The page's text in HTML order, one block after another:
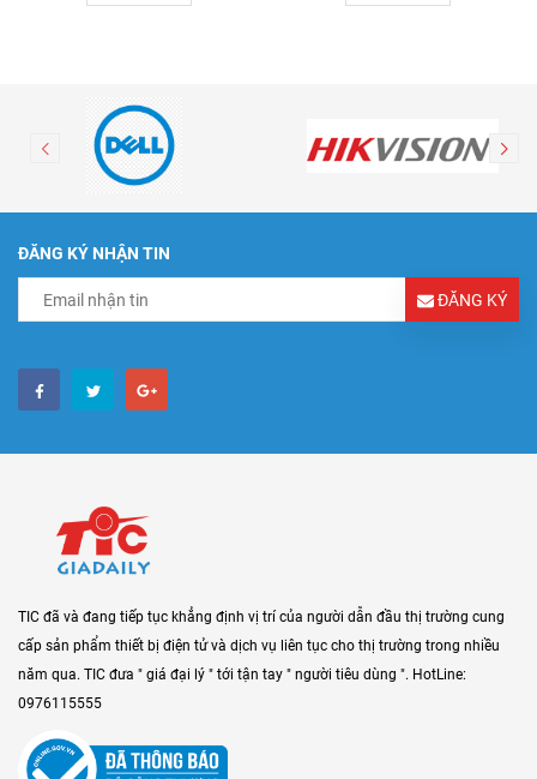
ĐĂNG KÝ NHẬN TIN
ĐĂNG KÝ
TIC đã và đang tiếp tục khẳng định vị trí của người dẫn đầu thị trường cung
cấp sản phẩm thiết bị điện tử và dịch vụ liên tục cho thị trường trong nhiều
năm qua. TIC đưa " giá đại lý " tới tận tay " người tiêu dùng ". HotLine:
0976115555